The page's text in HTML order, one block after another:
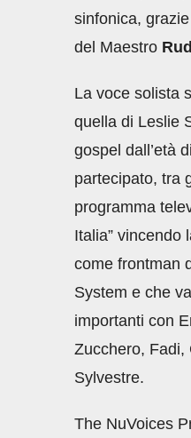
sinfonica,
del Maestro
La voce solista
quella di Leslie
gospel dall’età
partecipato, tra
programma
Italia” vincendo
come frontman
System e che
importanti con
Zucchero, Fadi,
Sylvestre.
The NuVoices